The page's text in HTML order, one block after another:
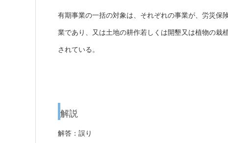
有期事業の一括の対象は、それぞれの事業が、労災保
業であり、又は土地の耕作若しくは開墾又は植物の栽
されている。
解説
解答：誤り